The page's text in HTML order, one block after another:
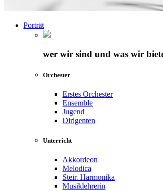
Porträt
wer wir sind und was wir
Orchester
Erstes Orchester
Ensemble
Jugend
Dirigenten
Unterricht
Akkordeon
Melodica
Steir. Harmonika
Musiklehrerin